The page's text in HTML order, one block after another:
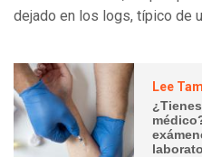
dejado en los logs, típico de
Lee